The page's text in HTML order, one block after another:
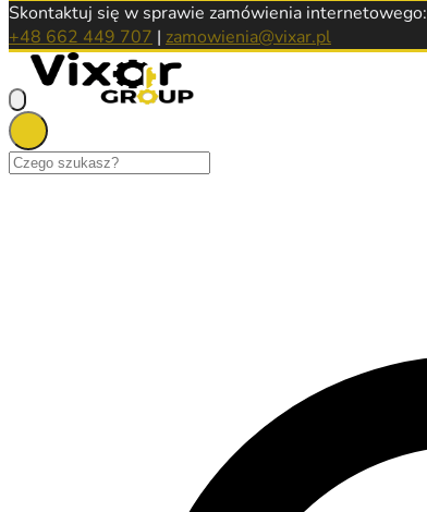
Skontaktuj się w sprawie zamówienia internetowego:
+48 662 449 707 | zamowienia@vixar.pl